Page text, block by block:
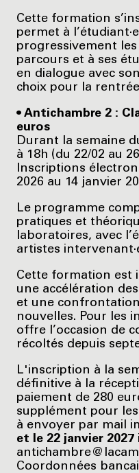
Cette formation
permet à
progressivement
parcours et à ses
en dialogue avec
choix pour la
• Antichambre 2 :
euros
Durant la semaine
à 18h (du 22/02 au
Inscriptions
2026 au 14 janvier
Le programme
pratiques et
laboratoires, avec
artistes
Cette formation est
une accélération
et une
nouvelles. Pour les
offre l’occasion de
récoltés depuis
L'inscription à la
définitive à la
paiement de 280
supplément pour les
à envoyer par mail
et le 22 janvier 2027
Coordonnées